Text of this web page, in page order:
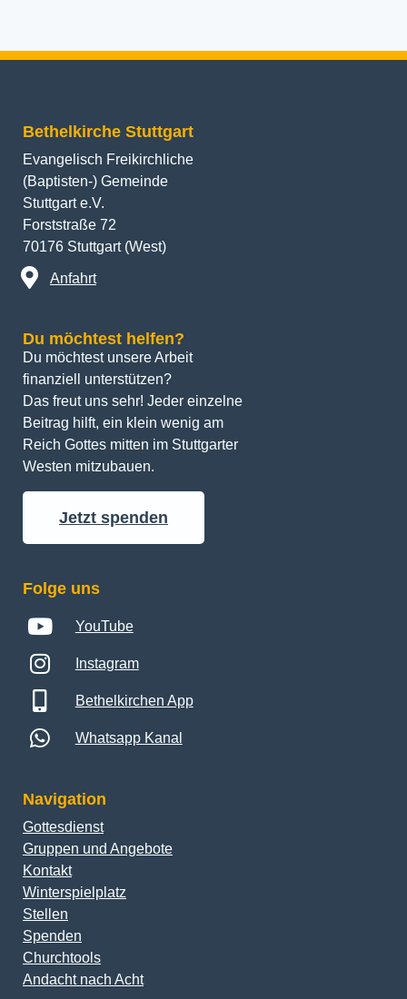
Bethelkirche Stuttgart
Evangelisch Freikirchliche
(Baptisten-) Gemeinde
Stuttgart e.V.
Forststraße 72
70176 Stuttgart (West)
Anfahrt
Du möchtest helfen?
Du möchtest unsere Arbeit
finanziell unterstützen?
Das freut uns sehr! Jeder einzelne
Beitrag hilft, ein klein wenig am
Reich Gottes mitten im Stuttgarter
Westen mitzubauen.
Jetzt spenden
Folge uns
YouTube
Instagram
Bethelkirchen App
Whatsapp Kanal
Navigation
Gottesdienst
Gruppen und Angebote
Kontakt
Winterspielplatz
Stellen
Spenden
Churchtools
Andacht nach Acht